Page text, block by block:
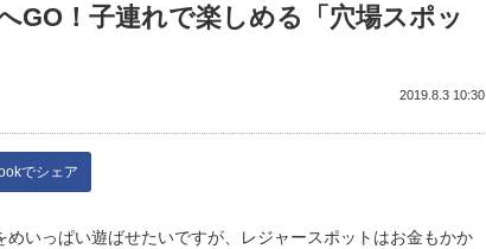
GO！子連れで楽しめる「穴場スポッ
2019.8.3 10:30
でシェア
いっぱい遊ばせたいですが、レジャースポットはお金もかか